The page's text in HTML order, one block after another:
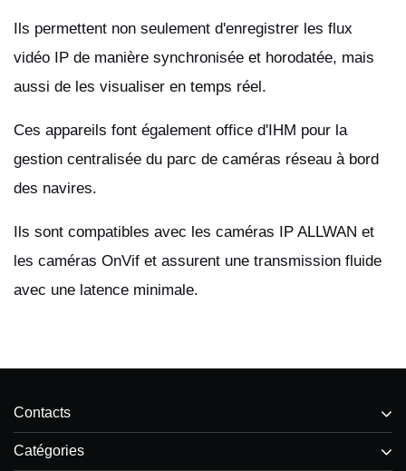
Ils permettent non seulement d'enregistrer les flux
vidéo IP de manière synchronisée et horodatée, mais
aussi de les visualiser en temps réel.
Ces appareils font également office d'IHM pour la
gestion centralisée du parc de caméras réseau à bord
des navires.
Ils sont compatibles avec les caméras IP ALLWAN et
les caméras OnVif et assurent une transmission fluide
avec une latence minimale.
Contacts
Catégories